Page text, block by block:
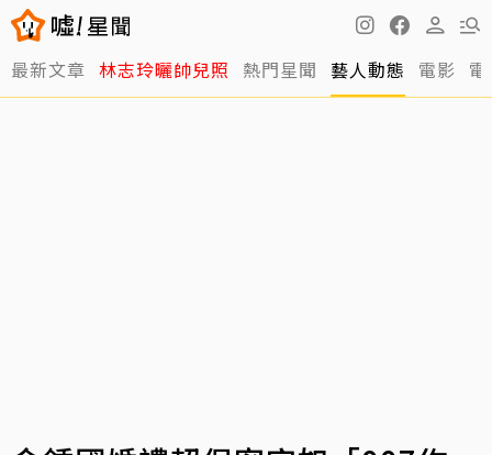
最新文章 林志玲曬帥兒照 熱門星聞 藝人動態 電影